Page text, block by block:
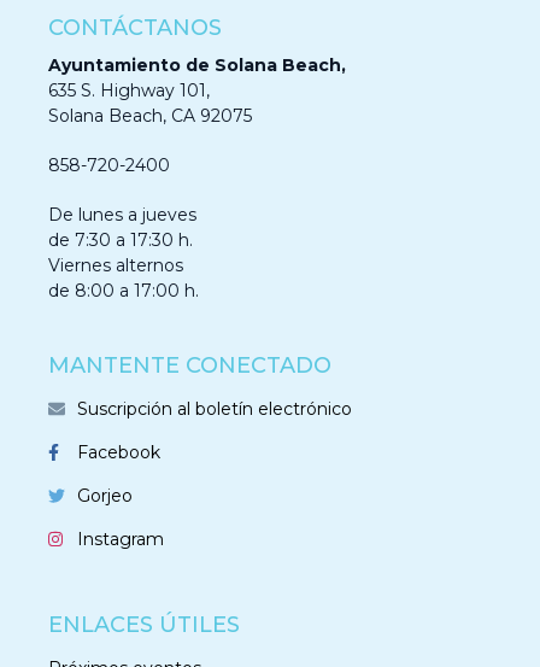
CONTÁCTANOS
Ayuntamiento de Solana Beach,
635 S. Highway 101,
Solana Beach, CA 92075
858-720-2400
De lunes a jueves
de 7:30 a 17:30 h.
Viernes alternos
de 8:00 a 17:00 h.
MANTENTE CONECTADO
Suscripción al boletín electrónico
Facebook
Gorjeo
Instagram
ENLACES ÚTILES